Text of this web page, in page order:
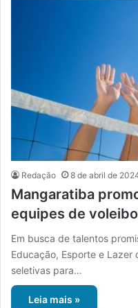
Redação 8 de abril de
Mangaratiba
equipes de
Em busca de talentos
Educação, Esporte e
seletivas para…
Leia mais »